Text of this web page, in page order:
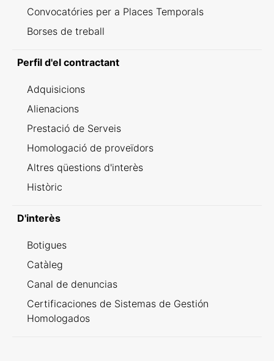
Convocatóries per a Places Temporals
Borses de treball
Perfil d'el contractant
Adquisicions
Alienacions
Prestació de Serveis
Homologació de proveïdors
Altres qüestions d'interès
Històric
D'interès
Botigues
Catàleg
Canal de denuncias
Certificaciones de Sistemas de Gestión
Homologados